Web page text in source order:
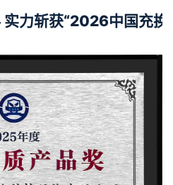
力斩获“2026中国充换